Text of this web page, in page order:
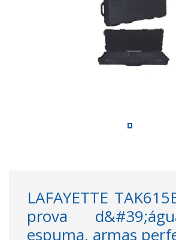
LAFAYETTE
prova
espuma, armas